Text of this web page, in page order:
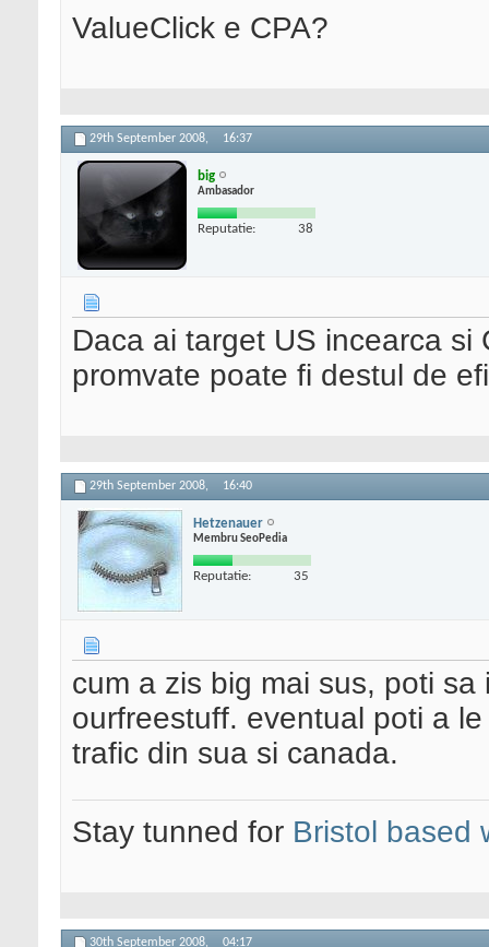
ValueClick e CPA?
29th September 2008, 16:37
big
Ambasador
Reputatie: 38
Daca ai target US incearca
promvate poate fi destul de
29th September 2008, 16:40
Hetzenauer
Membru SeoPedia
Reputatie: 35
cum a zis big mai sus, poti
ourfreestuff. eventual poti a
trafic din sua si canada.
Stay tunned for Bristol based
30th September 2008, 04:17